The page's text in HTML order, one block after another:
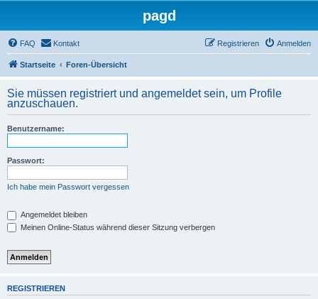
pagd
FAQ Kontakt Anmelden
Registrieren
Startseite Foren-Übersicht
Sie müssen registriert und angemeldet sein, um Profile
anzuschauen.
Benutzername:
Passwort:
Ich habe mein Passwort vergessen
Angemeldet bleiben
Meinen Online-Status während dieser Sitzung verbergen
REGISTRIEREN